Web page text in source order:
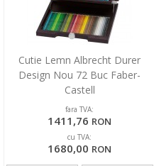
Cutie Lemn Albrecht Durer
Design Nou 72 Buc Faber-
Castell
fara TVA:
1411,76 RON
cu TVA:
1680,00 RON